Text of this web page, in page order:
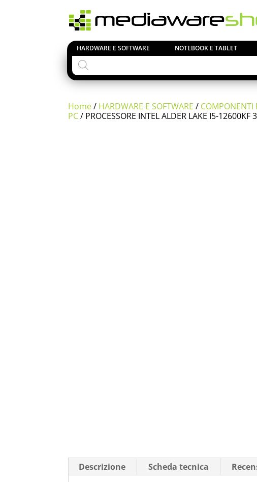
HARDWARE E SOFTWARE NOTEBOOK E TABLET
Products
search
Home/ HARDWARE E SOFTWARE/ COMPONENTI
PC/ PROCESSORE INTEL ALDER LAKE I5-12600KF
Descrizione Scheda tecnica
Si comunica